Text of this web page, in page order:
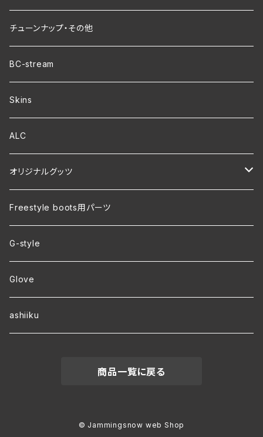
チューンナップ・その他
BC-stream
Skins
ALC
オリジナルグッツ
裏地付き オリジナルコーチジャケット
ver.2 毛玉が出来にくい・裏起毛 オリジナルパーカー
ver.1 速乾・裏起毛・サイズ豊富 オリジナルパーカー
ワラーチwebオーダー
Freestyle boots用パーツ
G-style
Glove
ashiiku
商品一覧に戻る
© Jammingsnow web Shop